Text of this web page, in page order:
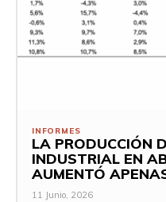
INFORMES
LA PRODUCCIÓN
INDUSTRIAL EN
AUMENTÓ
11 Junio, 2026